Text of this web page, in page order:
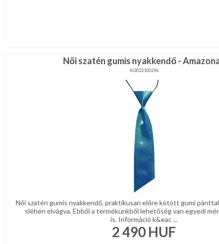
Női szatén gumis nyakkendő -
AI2022100296
Női szatén gumis nyakkendő, praktikusan előre kötött gumi
sléhen elvágva. Ebből a termékünkből lehetőség van egyedi
is. Információ k&eac ...
2 490 HUF